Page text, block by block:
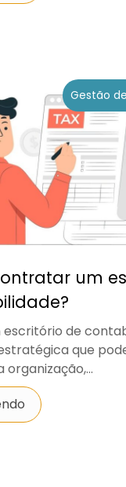
Gestão
um
de
que